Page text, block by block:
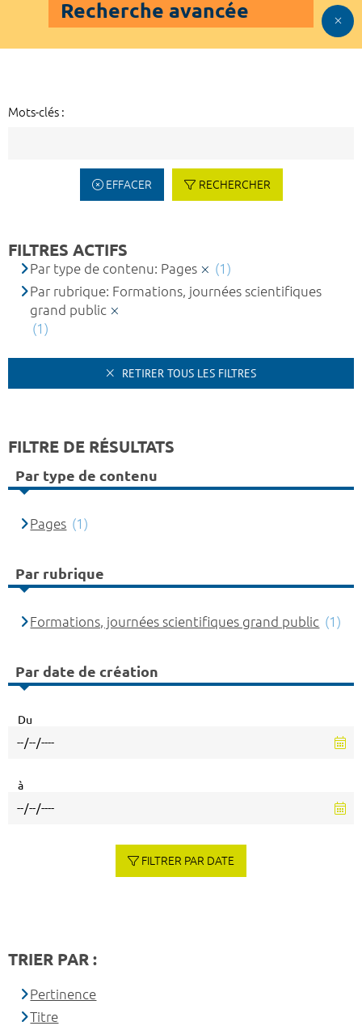
Recherche avancée
Mots-clés :
EFFACER RECHERCHER
FILTRES ACTIFS
Par type de contenu: Pages
(1)
Par rubrique: Formations, journées scientifiques
grand public
(1)
RETIRER TOUS LES FILTRES
FILTRE DE RÉSULTATS
Par type de contenu
Pages (1)
Par rubrique
Formations, journées scientifiques grand public (1)
Par date de création
Du
à
FILTRER PAR DATE
TRIER PAR :
Pertinence
Titre